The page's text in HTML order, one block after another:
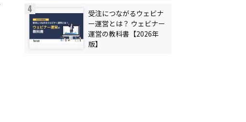
受注につながるウェビナ
ー運営とは？ ウェビナー
運営の教科書【2026年
版】